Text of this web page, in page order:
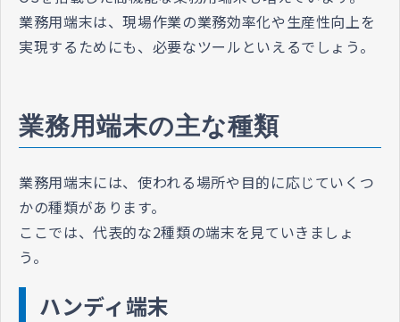
業務用端末は、現場作業の業務効率化や生産性向上を
実現するためにも、必要なツールといえるでしょう。
業務用端末の主な種類
業務用端末には、使われる場所や目的に応じていくつ
かの種類があります。
ここでは、代表的な2種類の端末を見ていきましょ
う。
ハンディ端末